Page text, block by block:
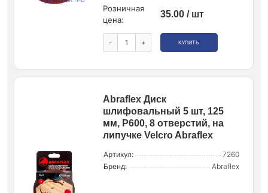
Розничная
цена:
35.00 / шт
- + КУПИТЬ
Abraflex Диск
шлифовальный 5 шт, 125
мм, Р600, 8 отверстий, на
липучке Velcro Abraflex
Артикул:
7260
Бренд:
Abraflex